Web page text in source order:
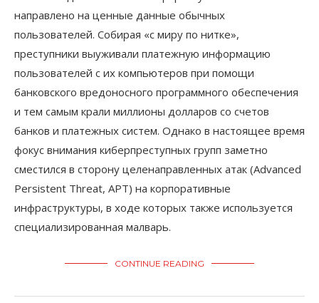
направлено на ценные данные обычных
пользователей. Собирая «с миру по нитке»,
преступники выуживали платежную информацию
пользователей с их компьютеров при помощи
банковского вредоносного программного обеспечения
и тем самым крали миллионы долларов со счетов
банков и платежных систем. Однако в настоящее время
фокус внимания киберпреступных групп заметно
сместился в сторону целенаправленных атак (Advanced
Persistent Threat, APT) на корпоративные
инфраструктуры, в ходе которых также используется
специализированная малварь.
CONTINUE READING